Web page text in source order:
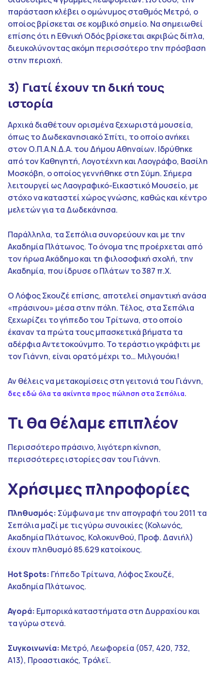
παράσταση κλέβει ο ομώνυμος σταθμός Μετρό, ο
οποίος βρίσκεται σε κομβικό σημείο. Να σημειωθεί
επίσης ότι η Εθνική Οδός βρίσκεται ακριβώς δίπλα,
διευκολύνοντας ακόμη περισσότερο την πρόσβαση
στην περιοχή.
3) Γιατί έχουν τη δική τους
ιστορία
Αρχικά διαθέτουν ορισμένα ξεχωριστά μουσεία,
όπως το Δωδεκανησιακό Σπίτι, το οποίο ανήκει
στον Ο.Π.Α.Ν.Δ.Α. του Δήμου Αθηναίων. Ιδρύθηκε
από τον Καθηγητή, Λογοτέχνη και Λαογράφο, Βασίλη
Μοσκόβη, ο οποίος γεννήθηκε στη Σύμη. Σήμερα
λειτουργεί ως Λαογραφικό-Εικαστικό Μουσείο, με
στόχο να καταστεί χώρος γνώσης, καθώς και κέντρο
μελετών για τα Δωδεκάνησα.
Παράλληλα, τα Σεπόλια συνορεύουν και με την
Ακαδημία Πλάτωνος. Το όνομα της προέρχεται από
τον ήρωα Ακάδημο και τη φιλοσοφική σχολή, την
Ακαδημία, που ίδρυσε ο Πλάτων το 387 π.Χ.
Ο Λόφος Σκουζέ επίσης, αποτελεί σημαντική ανάσα
«πράσινου» μέσα στην πόλη. Τέλος, στα Σεπόλια
ξεχωρίζει το γήπεδο του Τρίτωνα, στο οποίο
έκαναν τα πρώτα τους μπασκετικά βήματα τα
αδέρφια Αντετοκούνμπο. Το τεράστιο γκράφιτι με
τον Γιάννη, είναι ορατό μέχρι το… Μιλγουόκι!
Αν θέλεις να μετακομίσεις στη γειτονιά του Γιάννη,
δες εδώ όλα τα ακίνητα προς πώληση στα Σεπόλια.
Τι θα θέλαμε επιπλέον
Περισσότερο πράσινο, λιγότερη κίνηση,
περισσότερες ιστορίες σαν του Γιάννη.
Χρήσιμες πληροφορίες
Πληθυσμός: Σύμφωνα με την απογραφή του 2011 τα
Σεπόλια μαζί με τις γύρω συνοικίες (Κολωνός,
Ακαδημία Πλάτωνος, Κολοκυνθού, Προφ. Δανιήλ)
έχουν πληθυσμό 85.629 κατοίκους.
Hot Spots: Γήπεδο Τρίτωνα, Λόφος Σκουζέ,
Ακαδημία Πλάτωνος.
Αγορά: Εμπορικά καταστήματα στη Δυρραχίου και
τα γύρω στενά.
Συγκοινωνία: Μετρό, Λεωφορεία (057, 420, 732,
Α13), Προαστιακός, Τρόλεϊ.